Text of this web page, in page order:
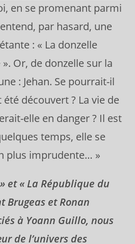
en se promenant parmi
par hasard, une
: « La donzelle
Or, de donzelle sur la
: Jehan. Se pourrait-il
découvert ? La vie de
elle en danger ? Il est
temps, elle se
plus imprudente… »
et « La République du
Brugeas et Ronan
à Yoann Guillo, nous
de l’univers des